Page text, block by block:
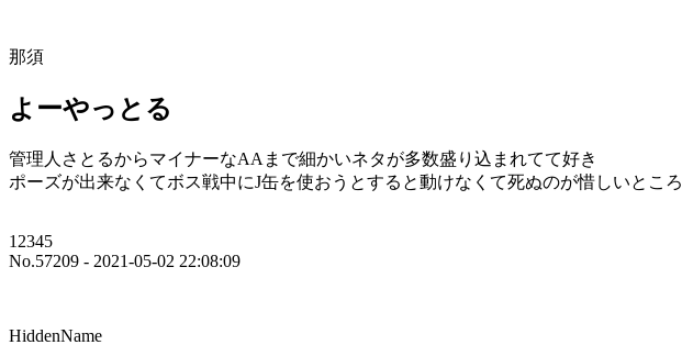
那須
よーやっとる
管理人さとるからマイナーなAAまで細かいネタが多数盛り込まれてて好き
ポーズが出来なくてボス戦中にJ缶を使おうとすると動けなくて死ぬのが惜しいところ
12345
No.57209 - 2021-05-02 22:08:09
HiddenName